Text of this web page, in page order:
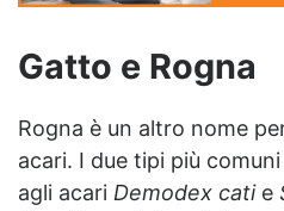
Gatto e Rogna
Rogna è un altro nome
acari. I due tipi più
agli acari Demodex catie